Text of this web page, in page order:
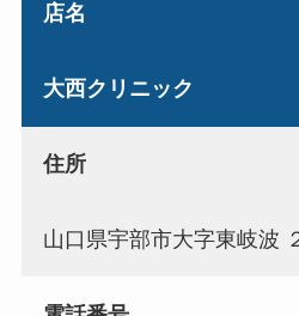
店名
大西クリニック
住所
山口県宇部市大字東岐波